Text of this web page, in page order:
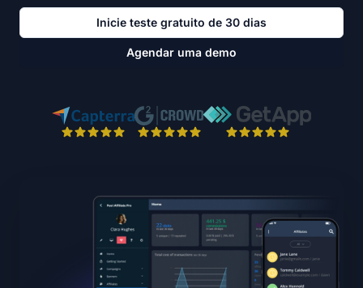
Inicie teste gratuito de 30 dias
Agendar uma demo